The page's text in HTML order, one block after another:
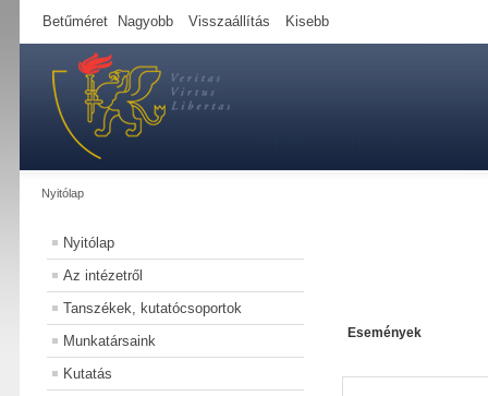
Betűméret Nagyobb Visszaállítás Kisebb
Nyitólap
Nyitólap
Az intézetről
Tanszékek, kutatócsoportok
Munkatársaink
Kutatás
Események